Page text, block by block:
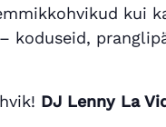
kui
koduseid,
DJ Lenny La